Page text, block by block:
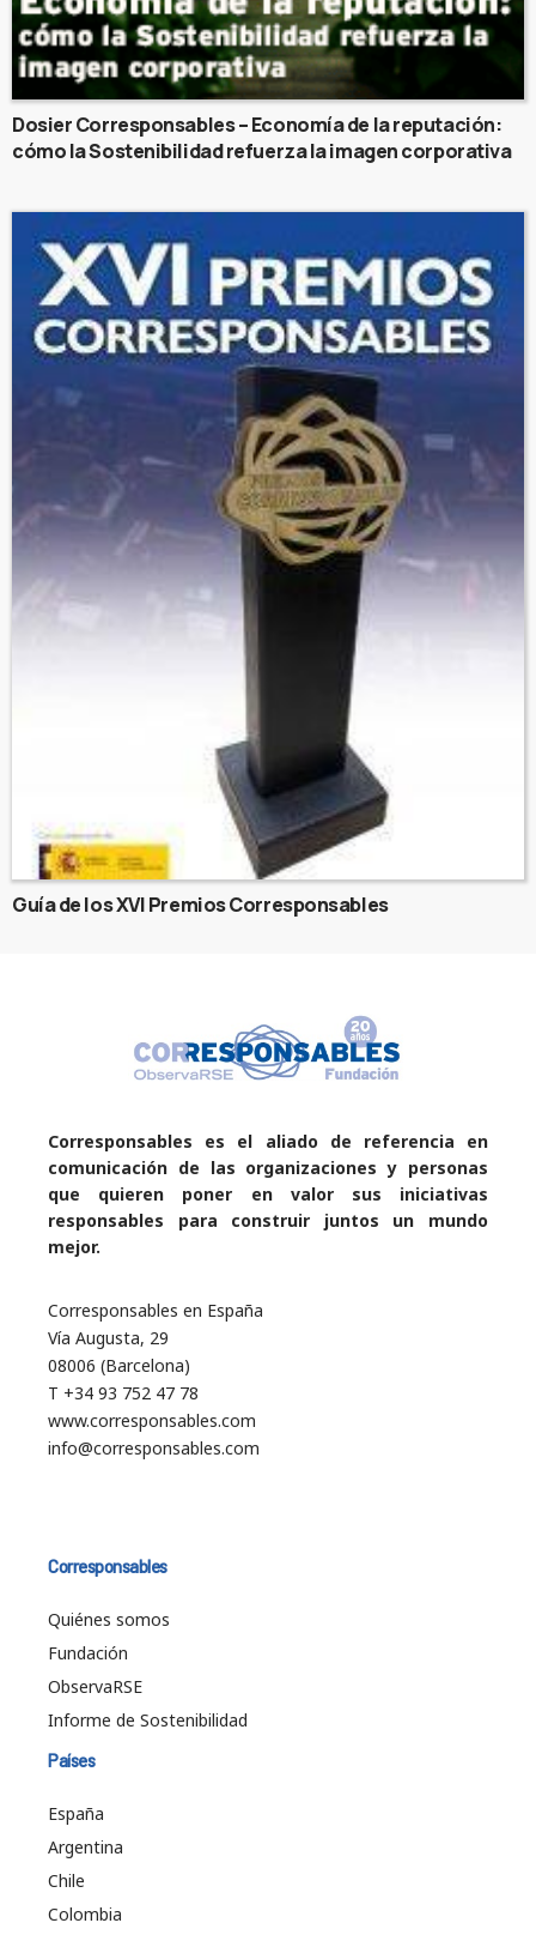
Dosier Corresponsables – Economía de la reputación:
cómo la Sostenibilidad refuerza la imagen corporativa
Guía de los XVI Premios Corresponsables
Corresponsables es el aliado de referencia en
comunicación de las organizaciones y personas
que quieren poner en valor sus iniciativas
responsables para construir juntos un mundo
mejor.
Corresponsables en España
Vía Augusta, 29
08006 (Barcelona)
T +34 93 752 47 78
www.corresponsables.com
info@corresponsables.com
Corresponsables
Quiénes somos
Fundación
ObservaRSE
Informe de Sostenibilidad
Países
España
Argentina
Chile
Colombia